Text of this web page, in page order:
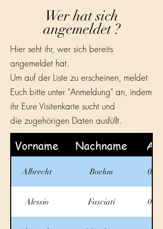
Wer hat sich
angemeldet ?
Hier seht ihr, wer sich bereits
angemeldet hat.
Um auf der Liste zu erscheinen, meldet
Euch bitte unter "Anmeldung" an, indem
ihr Eure Visitenkarte sucht und
die zugehörigen Daten ausfüllt.
Vorname Nachname
Albrecht Boehm
Alessio Fasciati